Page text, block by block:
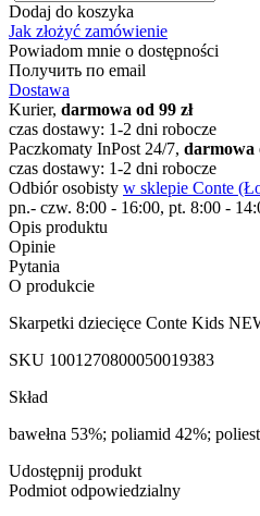
Dodaj do koszyka
Jak złożyć zamówienie
Powiadom mnie o dostępności
Получить по email
Dostawa
Kurier, darmowa od 99 zł
czas dostawy: 1-2 dni robocze
Paczkomaty InPost 24/7, darmowa
czas dostawy: 1-2 dni robocze
Odbiór osobisty w sklepie Conte
pn.- czw. 8:00 - 16:00, pt. 8:00 -
Opis produktu
Opinie
Pytania
O produkcie
Skarpetki dziecięce Conte Kids
SKU 1001270800050019383
Skład
bawełna 53%; poliamid 42%;
Udostępnij produkt
Podmiot odpowiedzialny